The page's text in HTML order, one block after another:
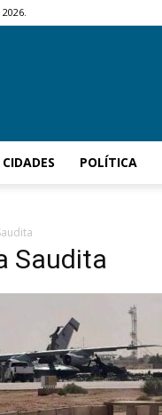
CIDADES POLÍTICA
Saudita